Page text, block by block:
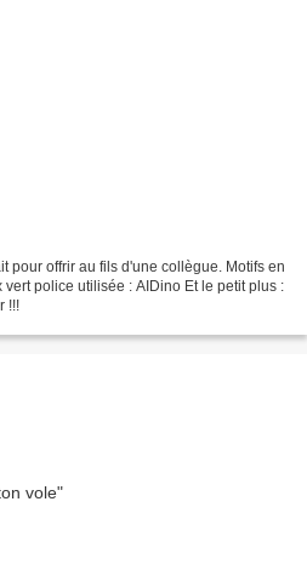
pour offrir au fils d'une collègue. Motifs en
police utilisée : AIDino Et le petit plus :
!!!